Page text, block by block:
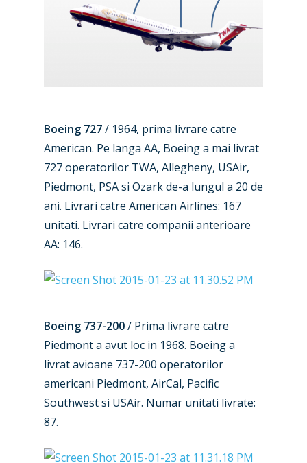
Boeing 727/ 1964, prima livrare catre
American. Pe langa AA, Boeing a mai livrat
727 operatorilor TWA, Allegheny, USAir,
Piedmont, PSA si Ozark de-a lungul a 20 de
ani. Livrari catre American Airlines: 167
unitati. Livrari catre companii anterioare
AA: 146.
Boeing 737-200/ Prima livrare catre
Piedmont a avut loc in 1968. Boeing a
livrat avioane 737-200 operatorilor
americani Piedmont, AirCal, Pacific
Southwest si USAir. Numar unitati livrate:
87.